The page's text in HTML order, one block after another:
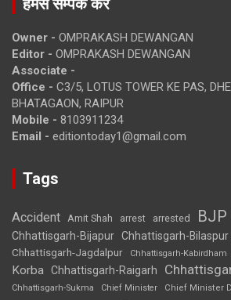
Owner - OMPRAKASH DEWANGAN
Editor - OMPRAKASH DEWANGAN
Associate -
Office - C3/5, LOTUS TOWER KE PAS,
BHATAGAON, RAIPUR
Mobile - 8103911234
Email - editiontoday1@gmail.com
Tags
Accident Amit Shah arrest arrested BJP
Chhattisgarh-Bijapur Chhattisgarh-Bilaspur
Chhattisgarh-Jagdalpur Chhattisgarh-Kabirdham
Korba Chhattisgarh-Raigarh
Chhattisgarh-Sukma Chief Minister Chief Minister